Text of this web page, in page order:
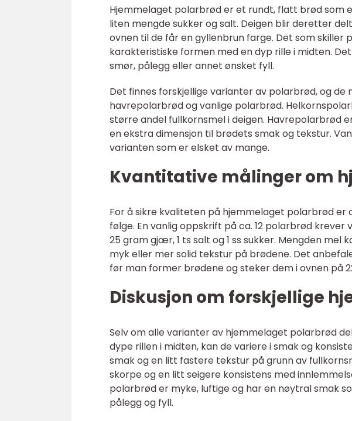
Hjemmelaget polarbrød er et rundt, flatt brød som
liten mengde sukker og salt. Deigen blir deretter
ovnen til de får en gyllenbrun farge. Det som
karakteristiske formen med en dyp rille i midten.
smør, pålegg eller annet ønsket fyll.
Det finnes forskjellige varianter av polarbrød, og
havrepolarbrød og vanlige polarbrød.
større andel fullkornsmel i deigen. Havrepolarbrød
en ekstra dimensjon til brødets smak og tekstur.
varianten som er elsket av mange.
Kvantitative målinger om
For å sikre kvaliteten på hjemmelaget polarbrød
følge. En vanlig oppskrift på ca. 12 polarbrød krever
25 gram gjær, 1 ts salt og 1 ss sukker. Mengden
myk eller mer solid tekstur på brødene. Det
før man former brødene og steker dem i ovnen på
Diskusjon om forskjellige
Selv om alle varianter av hjemmelaget polarbrød
dype rillen i midten, kan de variere i smak og
smak og en litt fastere tekstur på grunn av
skorpe og en litt seigere konsistens med
polarbrød er myke, luftige og har en nøytral smak
pålegg og fyll.